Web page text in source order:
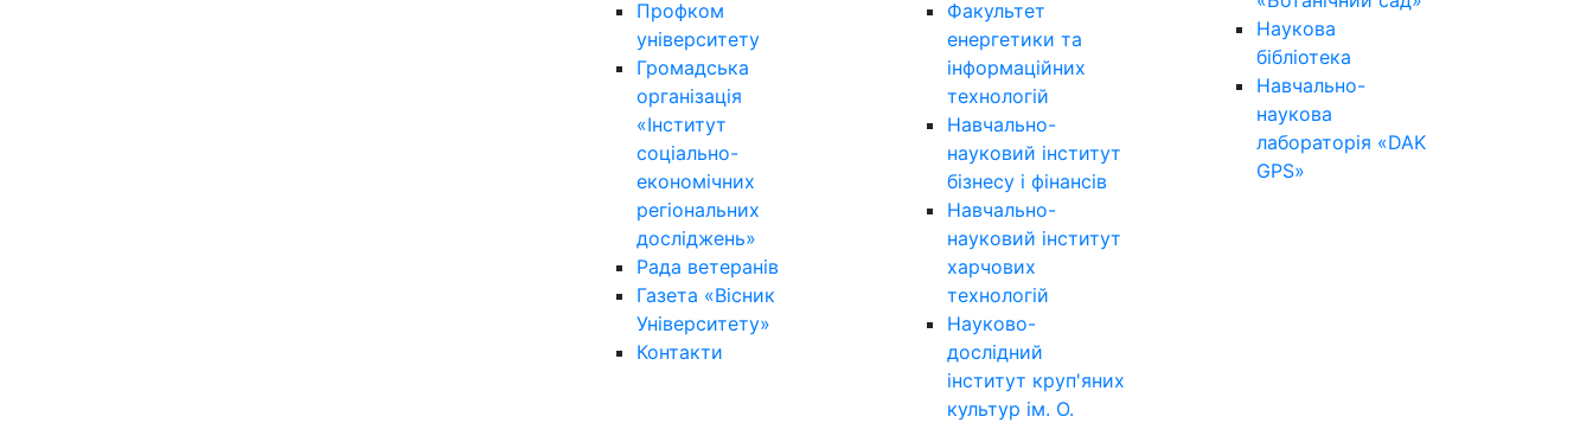
Профком
університету
Громадська
організація
«Інститут
соціально-
економічних
регіональних
досліджень»
Рада ветеранів
Газета «Вісник
Університету»
Контакти
Факультет
енергетики та
інформаційних
технологій
Навчально-
науковий інститут
бізнесу і фінансів
Навчально-
науковий інститут
харчових
технологій
Науково-
дослідний
інститут круп'яних
культур ім. О.
Наукова
бібліотека
Навчально-
наукова
лабораторія «DAK
GPS»